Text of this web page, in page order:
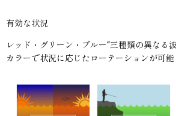
有効な状況
レッド・グリーン・ブルー“三種類の異なる
カラーで状況に応じたローテーションが可能